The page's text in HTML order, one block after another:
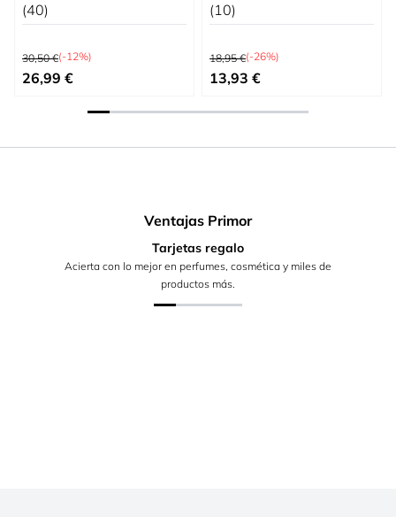
(40)
Precio habitual
30,50 €(-12%)
Precio especial
26,99 €
(10)
Precio habitual
18,95 €(-26%)
Precio especial
13,93 €
Ventajas Primor
Tarjetas regalo
Acierta con lo mejor en perfumes, cosmética y miles de
productos más.